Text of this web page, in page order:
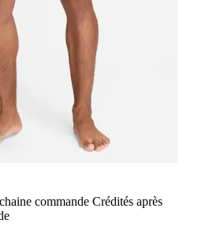
commande Crédités après